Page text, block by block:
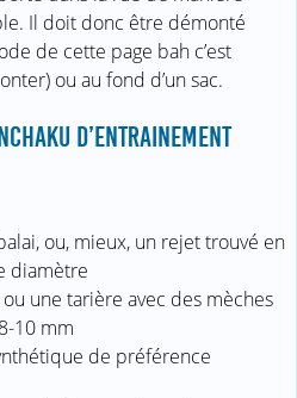
Il doit donc être démonté
de cette page bah c’est
ou au fond d’un sac.
D’ENTRAINEMENT
ou, mieux, un rejet trouvé en
diamètre
une tarière avec des mèches
10 mm
de préférence